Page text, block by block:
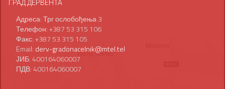
ГРАД ДЕРВЕНТА
Адреса: Трг ослобођења 3
Телефон: +387 53 315 106
Факс: +387 53 315 105
Email: derv-gradonacelnik@mtel.tel
ЈИБ: 400164060007
ПДВ: 400164060007